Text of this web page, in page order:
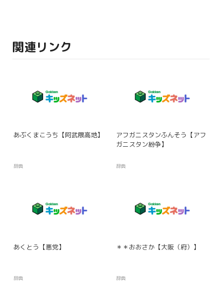
関連リンク
あぶくまこうち【阿武隈高地】
辞典
アフガニスタンふんそう【アフ
ガニスタン紛争】
辞典
あくとう【悪党】
辞典
＊＊おおさか【大阪（府）】
辞典